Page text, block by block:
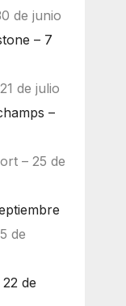
de junio
– 7
de julio
–
– 25 de
de
de